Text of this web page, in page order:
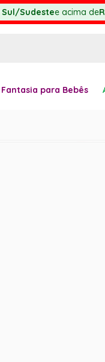
Sul/Sudestee acima de
Fantasia para Bebês